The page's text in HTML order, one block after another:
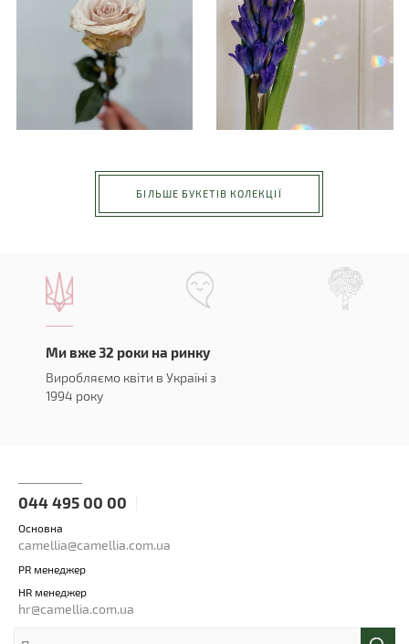
БІЛЬШЕ БУКЕТІВ КОЛЕКЦІЇ
Ми вже 32 роки на ринку
Виробляємо квіти в Україні з
1994 року
044 495 00 00
Основна
camellia@camellia.com.ua
PR менеджер
HR менеджер
hr@camellia.com.ua